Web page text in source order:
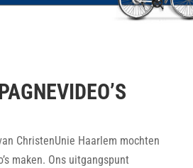
ChristenUnie Haarlem mochten
maken. Ons uitgangspunt